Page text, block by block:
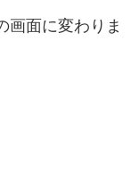
画面に変わりま